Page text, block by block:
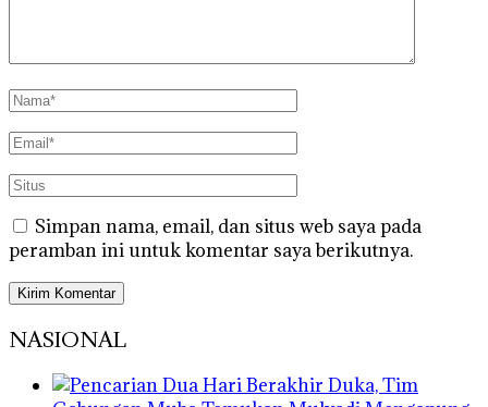
Simpan nama, email, dan situs web saya pada
peramban ini untuk komentar saya berikutnya.
NASIONAL